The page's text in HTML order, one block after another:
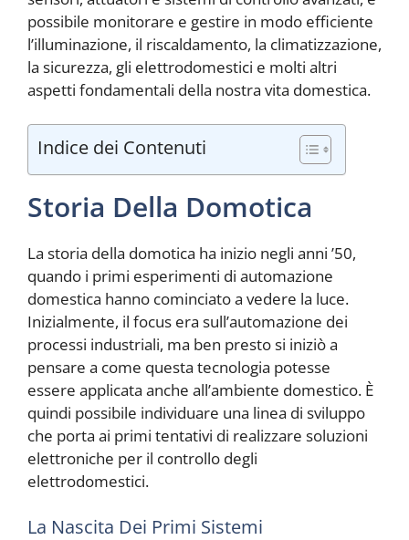
possibile monitorare e gestire in modo efficiente
l’illuminazione, il riscaldamento, la climatizzazione,
la sicurezza, gli elettrodomestici e molti altri
aspetti fondamentali della nostra vita domestica.
Indice dei Contenuti
Storia Della Domotica
La storia della domotica ha inizio negli anni ’50,
quando i primi esperimenti di automazione
domestica hanno cominciato a vedere la luce.
Inizialmente, il focus era sull’automazione dei
processi industriali, ma ben presto si iniziò a
pensare a come questa tecnologia potesse
essere applicata anche all’ambiente domestico. È
quindi possibile individuare una linea di sviluppo
che porta ai primi tentativi di realizzare soluzioni
elettroniche per il controllo degli
elettrodomestici.
La Nascita Dei Primi Sistemi